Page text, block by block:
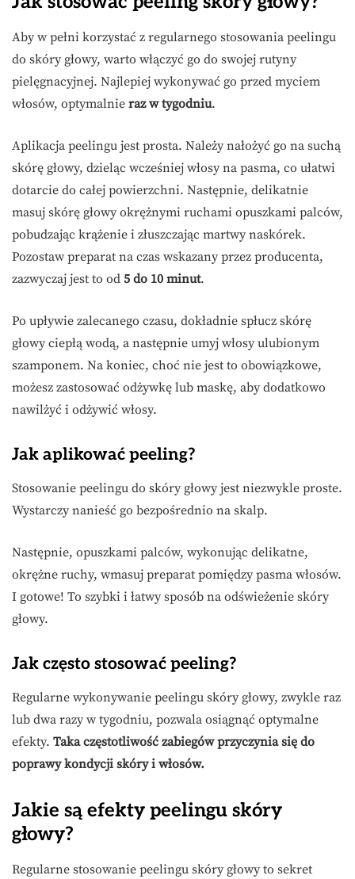
Aby w pełni korzystać z regularnego stosowania peelingu
do skóry głowy, warto włączyć go do swojej rutyny
pielęgnacyjnej. Najlepiej wykonywać go przed myciem
włosów, optymalnie raz w tygodniu.
Aplikacja peelingu jest prosta. Należy nałożyć go na suchą
skórę głowy, dzieląc wcześniej włosy na pasma, co ułatwi
dotarcie do całej powierzchni. Następnie, delikatnie
masuj skórę głowy okrężnymi ruchami opuszkami palców,
pobudzając krążenie i złuszczając martwy naskórek.
Pozostaw preparat na czas wskazany przez producenta,
zazwyczaj jest to od 5 do 10 minut.
Po upływie zalecanego czasu, dokładnie spłucz skórę
głowy ciepłą wodą, a następnie umyj włosy ulubionym
szamponem. Na koniec, choć nie jest to obowiązkowe,
możesz zastosować odżywkę lub maskę, aby dodatkowo
nawilżyć i odżywić włosy.
Jak aplikować peeling?
Stosowanie peelingu do skóry głowy jest niezwykle proste.
Wystarczy nanieść go bezpośrednio na skalp.
Następnie, opuszkami palców, wykonując delikatne,
okrężne ruchy, wmasuj preparat pomiędzy pasma włosów.
I gotowe! To szybki i łatwy sposób na odświeżenie skóry
głowy.
Jak często stosować peeling?
Regularne wykonywanie peelingu skóry głowy, zwykle raz
lub dwa razy w tygodniu, pozwala osiągnąć optymalne
efekty. Taka częstotliwość zabiegów przyczynia się do
poprawy kondycji skóry i włosów.
Jakie są efekty peelingu skóry
głowy?
Regularne stosowanie peelingu skóry głowy to sekret